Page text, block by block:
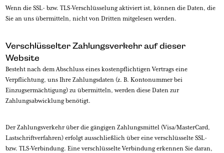
Wenn die SSL- bzw. TLS-Verschlüsselung aktiviert ist, können die Daten, die
Sie an uns übermitteln, nicht von Dritten mitgelesen werden.
Verschlüsselter Zahlungsverkehr auf dieser
Website
Besteht nach dem Abschluss eines kostenpflichtigen Vertrags eine
Verpflichtung, uns Ihre Zahlungsdaten (z. B. Kontonummer bei
Einzugsermächtigung) zu übermitteln, werden diese Daten zur
Zahlungsabwicklung benötigt.
Der Zahlungsverkehr über die gängigen Zahlungsmittel (Visa/MasterCard,
Lastschriftverfahren) erfolgt ausschließlich über eine verschlüsselte SSL-
bzw. TLS-Verbindung. Eine verschlüsselte Verbindung erkennen Sie daran,